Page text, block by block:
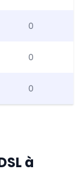
0
0
0
à